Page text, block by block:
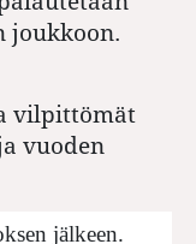
joukkoon.
vilpittömät
vuoden
jälkeen.